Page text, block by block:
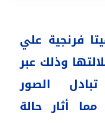
فرنجية علي
وذلك عبر
الصور
أثار حالة